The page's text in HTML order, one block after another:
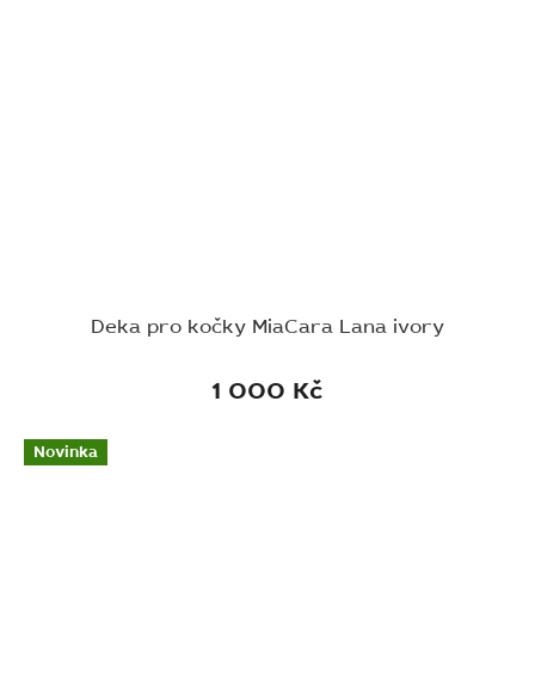
Deka pro kočky MiaCara Lana ivory
1 000 Kč
Novinka